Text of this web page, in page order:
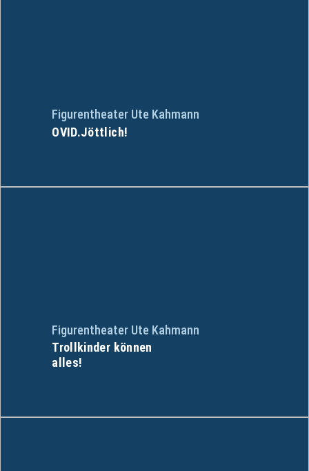
Figurentheater Ute Kahmann
OVID.Jöttlich!
Figurentheater Ute Kahmann
Trollkinder können
alles!